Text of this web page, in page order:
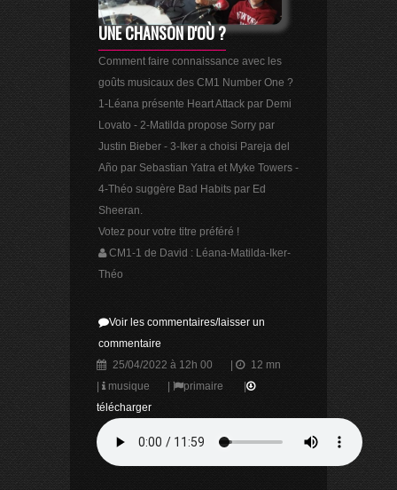
UNE CHANSON D'OÙ ?
Comment faire connaissance avec les
goûts musicaux des CM1 Number One ?
1-Léana présente Heart Attack par Demi
Lovato - 2-Matilda propose Sorry par
Justin Bieber - 3-Iker a choisi Pareja del
Año par Sebastian Yatra et Myke Towers -
4-Théo suggère Bad Habits par Ed
Sheeran.
Votez pour votre titre préféré !
CM1-1 de David : Léana-Matilda-Iker-
Théo
Voir les commentaires/laisser un
commentaire
25/04/2022 à 12h 00
12 mn
musique primaire
télécharger